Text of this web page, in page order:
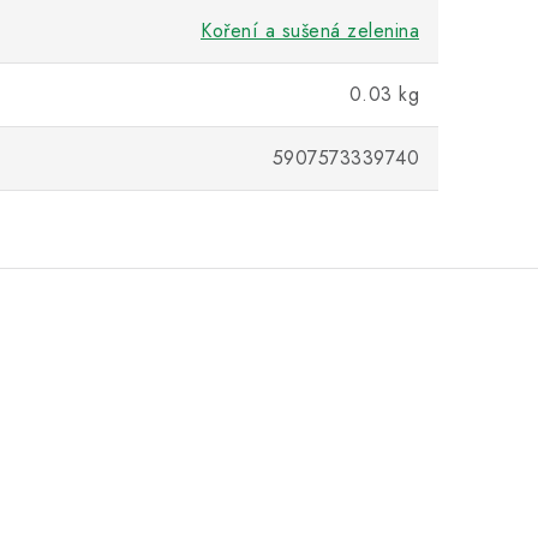
Koření a sušená zelenina
0.03 kg
5907573339740